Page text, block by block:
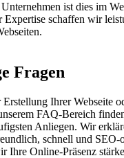
ist dies im
Expertise schaffen wir
Fragen
Ihrer Webseite
FAQ-Bereich
Anliegen. Wir
schnell und SEO-
Ihre Online-Präsenz